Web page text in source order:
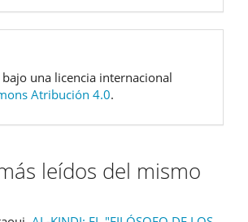
bajo una licencia internacional
Atribución 4.0.
leídos del mismo